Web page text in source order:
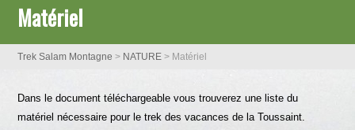
Matériel
Trek Salam Montagne > NATURE > Matériel
Dans le document téléchargeable vous trouverez une liste du
matériel nécessaire pour le trek des vacances de la Toussaint.